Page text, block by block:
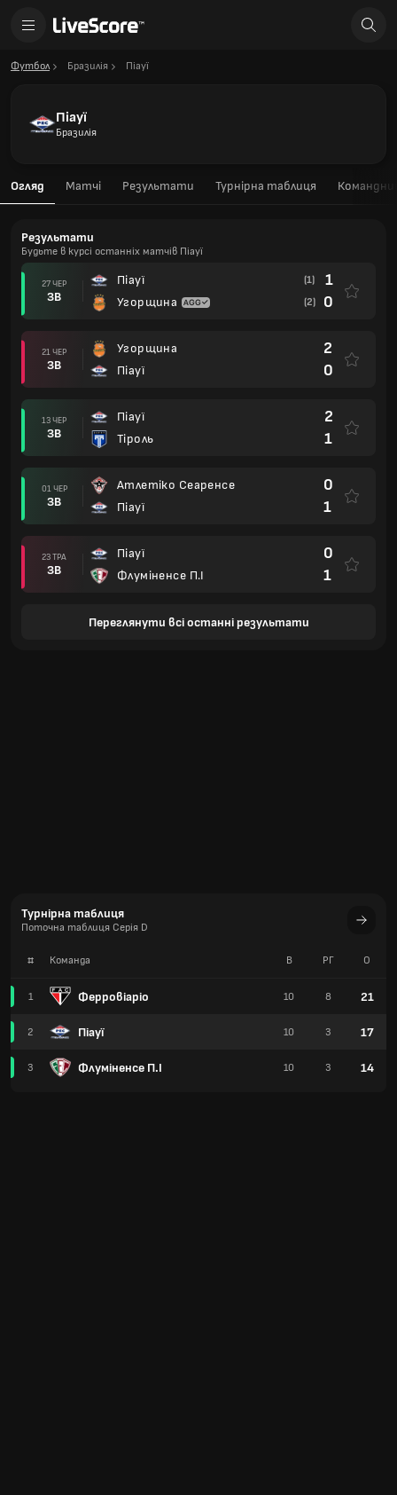
Футбол Бразилія Піауї
Піауї
Бразилія
Огляд Матчі Результати Турнірна таблиця
Результати
Будьте в курсі останніх матчів Піауї
27 ЧЕР
ЗВ
Піауї
Угорщина
(1) 1
(2) 0
21 ЧЕР
ЗВ
Угорщина
Піауї
2
0
13 ЧЕР
ЗВ
Піауї
Тіроль
2
1
01 ЧЕР
ЗВ
Атлетіко Сеаренсе
Піауї
0
1
23 ТРА
ЗВ
Піауї
Флуміненсе П.І
0
1
Переглянути всі останні результати
Турнірна таблиця
Поточна таблиця Серія D
# Команда
1 Ферровіаріо
2 Піауї
3 Флуміненсе П.І
В РГ О
10 8 21
10 3 17
10 3 14